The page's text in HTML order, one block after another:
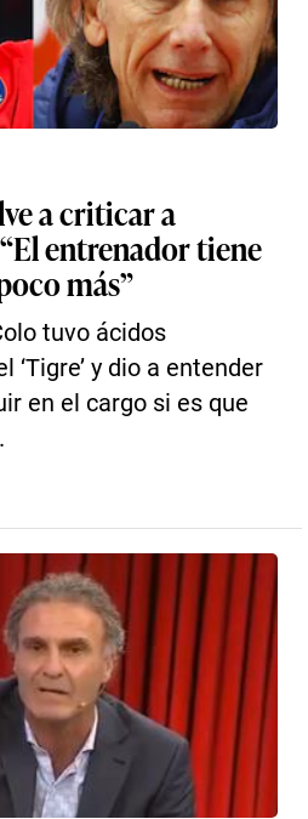
a criticar a
entrenador tiene
más”
tuvo ácidos
‘Tigre’ y dio a entender
en el cargo si es que